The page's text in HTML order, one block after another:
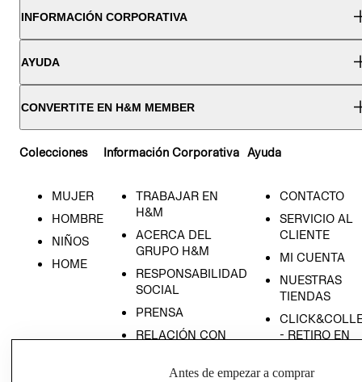
INFORMACIÓN CORPORATIVA
AYUDA
CONVERTITE EN H&M MEMBER
Colecciones
MUJER
HOMBRE
NIÑOS
HOME
Información Corporativa
TRABAJAR EN
H&M
ACERCA DEL
GRUPO H&M
RESPONSABILIDAD
SOCIAL
PRENSA
RELACIÓN CON
POLÍTICA
Ayuda
CONTACTO
SERVICIO AL
CLIENTE
MI CUENTA
NUESTRAS
TIENDAS
- RETIRO EN
TÉRMINOS Y
Antes de empezar a comprar